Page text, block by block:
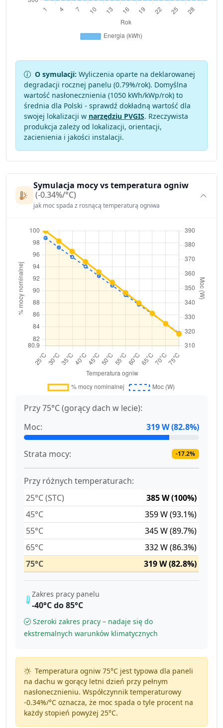
O symulacji: Wyliczenia oparte na deklarowanej
degradacji rocznej panelu (0.79%/rok). Domyślna
wartość nasłonecznienia (1050 kWh/kWp/rok) to
średnia dla Polski - sprawdź dokładną wartość dla
swojej lokalizacji w narzędziu PVGIS. Rzeczywista
produkcja zależy od lokalizacji, orientacji,
zacienienia i jakości instalacji.
Symulacja mocy vs temperatura ogniw
(-0.34%/°C)
jak moc spada z rosnącą temperaturą ogniwa
Przy 75°C (gorący dach w lecie):
Moc:
319 W (82.8%)
Strata mocy: -17.2%
Przy różnych temperaturach:
25°C (STC)
385 W (100%)
45°C
359 W (93.1%)
55°C
345 W (89.7%)
65°C
332 W (86.3%)
75°C
319 W (82.8%)
Zakres pracy panelu
-40°C do 85°C
Szeroki zakres pracy – nadaje się do
ekstremalnych warunków klimatycznych
Temperatura ogniw 75°C jest typowa dla paneli
na dachu w gorący letni dzień przy pełnym
nasłonecznieniu. Współczynnik temperaturowy
-0.34%/°Coznacza, że moc spada o tyle procent na
każdy stopień powyżej 25°C.